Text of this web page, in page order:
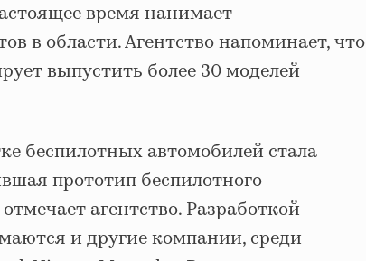
время нанимает
в области. Агентство напоминает, что
выпустить более 30 моделей
беспилотных автомобилей стала
прототип беспилотного
агентство. Разработкой
и другие компании, среди